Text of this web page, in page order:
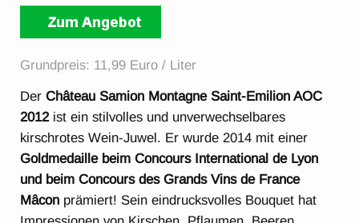
Grundpreis: 11,99 Euro / Liter
DerChâteau Samion Montagne Saint-Emilion AOC
2012ist ein stilvolles und unverwechselbares
kirschrotes Wein-Juwel. Er wurde 2014 mit einer
Goldmedaille beim Concours International de Lyon
und beim Concours des Grands Vins de France
Mâcon prämiert! Sein eindrucksvolles Bouquet hat